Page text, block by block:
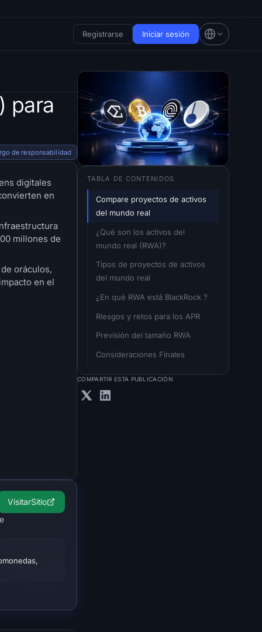
Registrarse Iniciar sesión
para
de responsabilidad
digitales
en
millones de
oráculos,
en el
VisitarSitio
TABLA DE CONTENIDOS
Compare proyectos de activos
del mundo real
¿Qué son los activos del
mundo real (RWA)?
Tipos de proyectos de activos
del mundo real
¿En qué RWA está BlackRock ?
Riesgos y retos para los APR
Previsión del tamaño RWA
Consideraciones Finales
COMPARTIR ESTA PUBLICACIÓN